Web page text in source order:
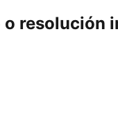
resolución